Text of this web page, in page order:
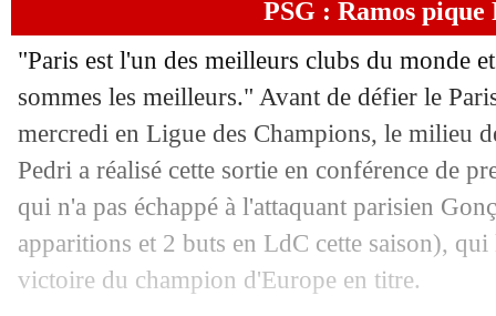
PSG : Ramos pique
"Paris est l'un des meilleurs clubs du monde
sommes les meilleurs." Avant de défier le
mercredi en Ligue des Champions, le milieu
Pedri a réalisé cette sortie en conférence de
qui n'a pas échappé à l'attaquant parisien
apparitions et 2 buts en LdC cette saison),
victoire du champion d'Europe en titre.
02/10 Allemagne : Müller devient le plus
02/10 LdC : Labrune félicite les clubs
02/10 Naples : Conte-De Bruyne, problème
PSG : le Top 8, Luis Enrique ne
02/10 EdF : la chance de Thauvin et Mateta